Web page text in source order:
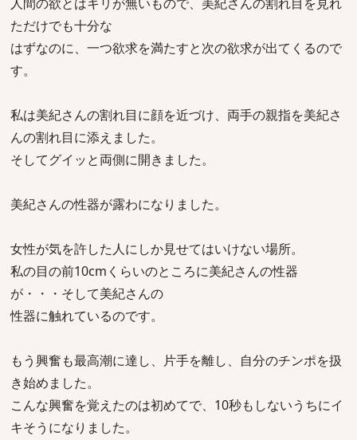
ただけでも十分な
はずなのに、一つ欲求を満たすと次の欲求が出てくるので
す。
私は美紀さんの割れ目に顔を近づけ、両手の親指を美紀さ
んの割れ目に添えました。
そしてグイッと両側に開きました。
美紀さんの性器が露わになりました。
女性が気を許した人にしか見せてはいけない場所。
私の目の前10cmくらいのところに美紀さんの性器
が・・・そして美紀さんの
性器に触れているのです。
もう興奮も最高潮に達し、片手を離し、自分のチンポを扱
き始めました。
こんな興奮を覚えたのは初めてで、10秒もしないうちにイ
キそうになりました。